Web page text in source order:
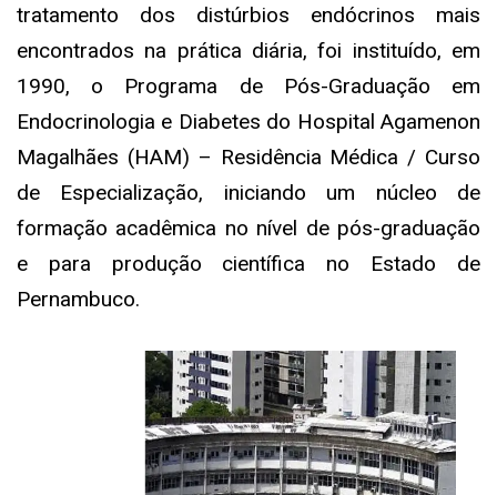
tratamento dos distúrbios endócrinos mais
encontrados na prática diária, foi instituído, em
1990, o Programa de Pós-Graduação em
Endocrinologia e Diabetes do Hospital Agamenon
Magalhães (HAM) – Residência Médica / Curso
de Especialização, iniciando um núcleo de
formação acadêmica no nível de pós-graduação
e para produção científica no Estado de
Pernambuco.